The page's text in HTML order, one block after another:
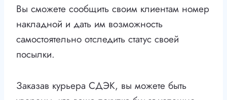
Вы сможете сообщить своим клиентам номер
накладной и дать им возможность
самостоятельно отследить статус своей
посылки.
Заказав курьера СДЭК, вы можете быть